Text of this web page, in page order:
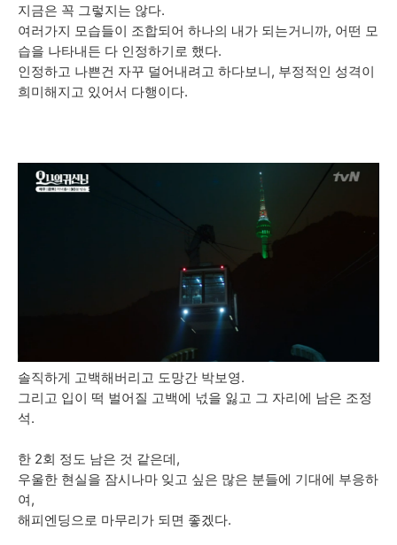
지금은 꼭 그렇지는 않다.
여러가지 모습들이 조합되어 하나의 내가 되는거니까, 어떤 모
습을 나타내든 다 인정하기로 했다.
인정하고 나쁜건 자꾸 덜어내려고 하다보니, 부정적인 성격이
희미해지고 있어서 다행이다.
솔직하게 고백해버리고 도망간 박보영.
그리고 입이 떡 벌어질 고백에 넋을 잃고 그 자리에 남은 조정
석.
한 2회 정도 남은 것 같은데,
우울한 현실을 잠시나마 잊고 싶은 많은 분들에 기대에 부응하
여,
해피엔딩으로 마무리가 되면 좋겠다.